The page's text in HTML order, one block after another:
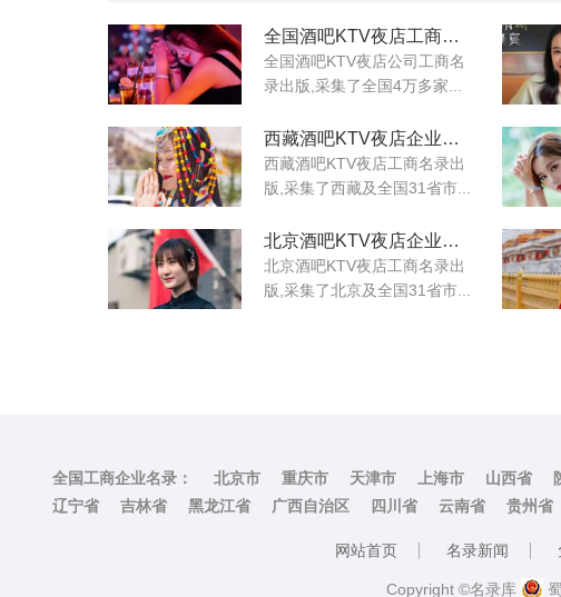
全国酒吧KTV夜店工商名录
全国酒吧KTV夜店公司工商名
录出版,采集了全国4万多家...
西藏酒吧KTV夜店企业工商名录
西藏酒吧KTV夜店工商名录出
版,采集了西藏及全国31省市...
北京酒吧KTV夜店企业工商名录
北京酒吧KTV夜店工商名录出
版,采集了北京及全国31省市...
全国工商企业名录： 北京市 重庆市 天津市 上海市 山西省
辽宁省
吉林省 黑龙江省 广西自治区 四川省 云南省 贵州省
网站首页 名录新闻
Copyright ©名录库